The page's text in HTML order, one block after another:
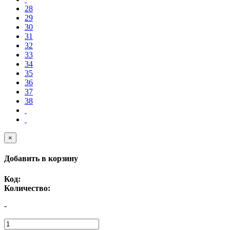
28
29
30
31
32
33
34
35
36
37
38
×
Добавить в корзину
Код:
Количество:
-